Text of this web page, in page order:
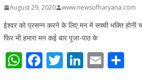
August 29, 2020 www.newsofharyana.com
ईश्वर को प्रसन्न करने के लिए मन में सच्ची भक्ति होनी
फिर भी हमारा मन कई बार पूजा-पाठ के
W F T Li E